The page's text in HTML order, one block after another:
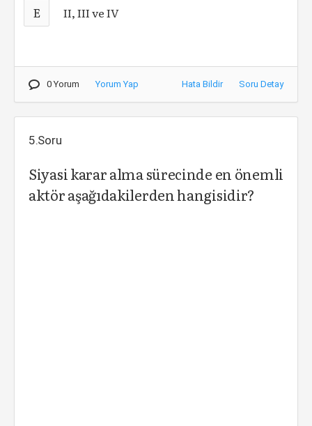
E II, III ve IV
0 Yorum Yorum Yap Hata Bildir Soru Detay
5.Soru
Siyasi karar alma sürecinde en önemli
aktör aşağıdakilerden hangisidir?